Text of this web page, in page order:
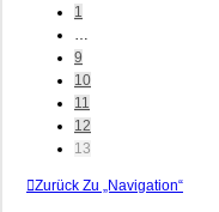
1
…
9
10
11
12
13
Zurück Zu „Navigation“